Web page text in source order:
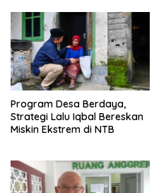
Program Desa Berdaya,
Strategi Lalu Iqbal Bereskan
Miskin Ekstrem di NTB